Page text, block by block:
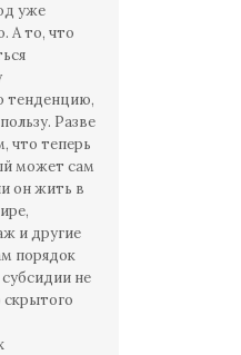
уже
А то, что
тенденцию,
Разве
что теперь
может сам
он жить в
и другие
порядок
не
скрытого